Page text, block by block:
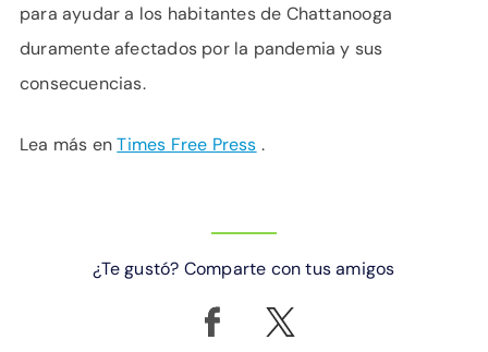
para ayudar a los habitantes de Chattanooga
duramente afectados por la pandemia y sus
consecuencias.
Lea más enTimes Free Press .
¿Te gustó? Comparte con tus amigos